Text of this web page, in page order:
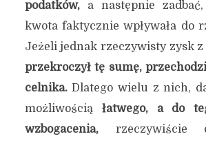
podatków,a następnie
kwota faktycznie wpływała do
Jeżeli jednak rzeczywisty zysk z
przekroczył tę sumę,
celnika.Dlatego wielu z nich,
możliwością łatwego, a do
wzbogacenia,rzeczywiście